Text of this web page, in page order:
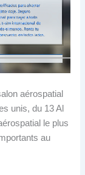
aérospatial
unis, du 13 Al
le plus
au